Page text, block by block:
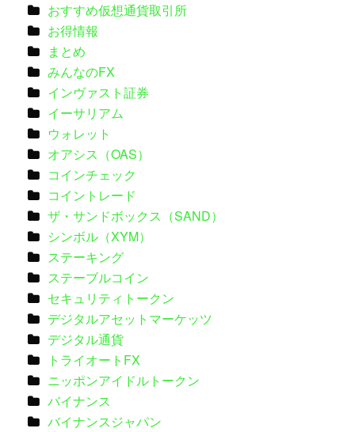
おすすめ仮想通貨取引所
お得情報
まとめ
みんなのFX
インヴァスト証券
イーサリアム
ウォレット
オアシス（OAS）
コインチェック
コイントレード
ザ・サンドボックス（SAND）
シンボル（XYM）
ステーキング
ステーブルコイン
セキュリティトークン
デジタルアセットマーケッツ
デジタル通貨
トライオートFX
ニッポンアイドルトークン
バイナンス
バイナンスジャパン